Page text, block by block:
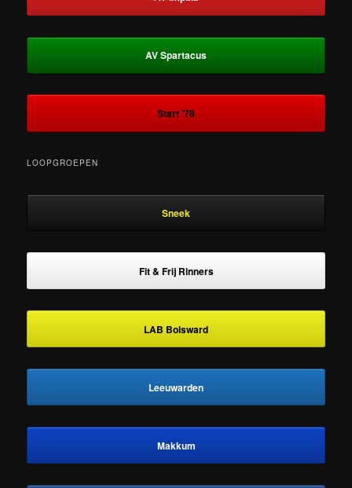
AV Spartacus
Start ‘78
LOOPGROEPEN
Sneek
Fit & Frij Rinners
LAB Bolsward
Leeuwarden
Makkum